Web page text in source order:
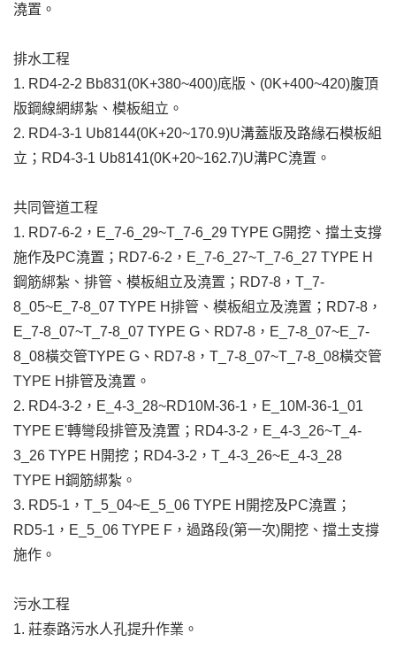
澆置。
排水工程
1. RD4-2-2 Bb831(0K+380~400)底版、(0K+400~420)腹頂
版鋼線網綁紮、模板組立。
2. RD4-3-1 Ub8144(0K+20~170.9)U溝蓋版及路緣石模板組
立；RD4-3-1 Ub8141(0K+20~162.7)U溝PC澆置。
共同管道工程
1. RD7-6-2，E_7-6_29~T_7-6_29 TYPE G開挖、擋土支撐
施作及PC澆置；RD7-6-2，E_7-6_27~T_7-6_27 TYPE H
鋼筋綁紮、排管、模板組立及澆置；RD7-8，T_7-
8_05~E_7-8_07 TYPE H排管、模板組立及澆置；RD7-8，
E_7-8_07~T_7-8_07 TYPE G、RD7-8，E_7-8_07~E_7-
8_08橫交管TYPE G、RD7-8，T_7-8_07~T_7-8_08橫交管
TYPE H排管及澆置。
2. RD4-3-2，E_4-3_28~RD10M-36-1，E_10M-36-1_01
TYPE E'轉彎段排管及澆置；RD4-3-2，E_4-3_26~T_4-
3_26 TYPE H開挖；RD4-3-2，T_4-3_26~E_4-3_28
TYPE H鋼筋綁紮。
3. RD5-1，T_5_04~E_5_06 TYPE H開挖及PC澆置；
RD5-1，E_5_06 TYPE F，過路段(第一次)開挖、擋土支撐
施作。
污水工程
1. 莊泰路污水人孔提升作業。